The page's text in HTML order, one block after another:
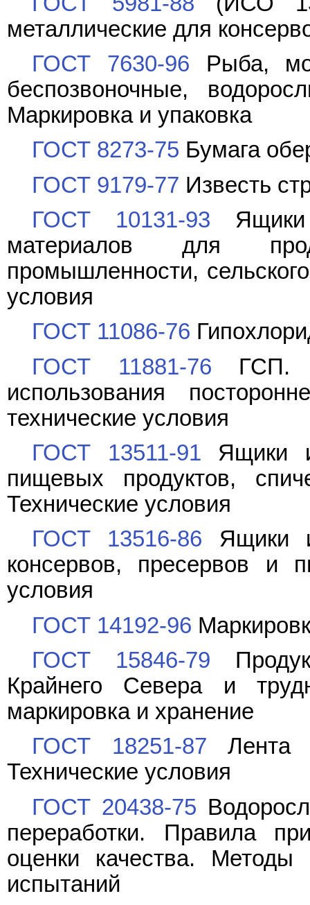
металлические для
ГОСТ 7630-96 Рыба,
беспозвоночные,
Маркировка и упаковка
ГОСТ 8273-75 Бумага
ГОСТ 9179-77 Известь
ГОСТ 10131-93 Ящики
материалов для
промышленности,
условия
ГОСТ 11086-76
ГОСТ 11881-76 ГСП.
использования
технические условия
ГОСТ 13511-91 Ящики
пищевых продуктов,
Технические условия
ГОСТ 13516-86 Ящики
консервов, пресервов и
условия
ГОСТ 14192-96
ГОСТ 15846-79
Крайнего Севера и
маркировка и хранение
ГОСТ 18251-87 Лента
Технические условия
ГОСТ 20438-75
переработки. Правила
оценки качества.
испытаний